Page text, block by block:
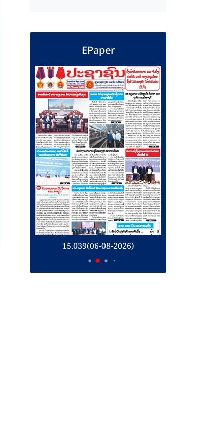
EPaper
15.039(06-08-2026)